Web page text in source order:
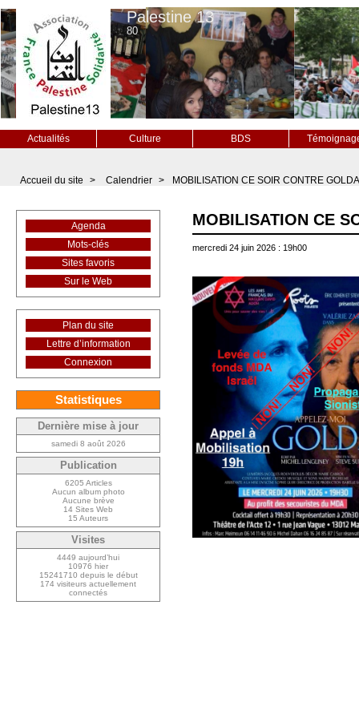
Palestine 13
80
Actualités Culture BDS
Accueil du site > Calendrier > MOBILISATION CE SOIR CONTRE
MOBILISATION CE
mercredi 24 juin 2026 : 19h00
Agenda
Mots-clés
Sites favoris
Sur le Web
Plan du site
Lettre d’information
Connexion
Statistiques
Dernière mise à jour
samedi 8 août 2026
Publication
6205 Articles
Aucun album photo
Aucune brève
14 Sites Web
15 Auteurs
Visites
4449 aujourd’hui
10976 hier
15241710 depuis le début
174 visiteurs actuellement
connectés